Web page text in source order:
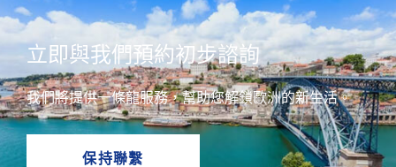
立即與我們預約初步諮詢
我們將提供一條龍服務，幫助您解鎖歐洲的新生活。
保持聯繫